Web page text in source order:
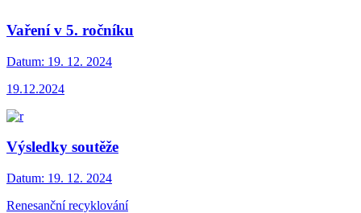
Vaření v 5. ročníku
Datum: 19. 12. 2024
19.12.2024
Výsledky soutěže
Datum: 19. 12. 2024
Renesanční recyklování